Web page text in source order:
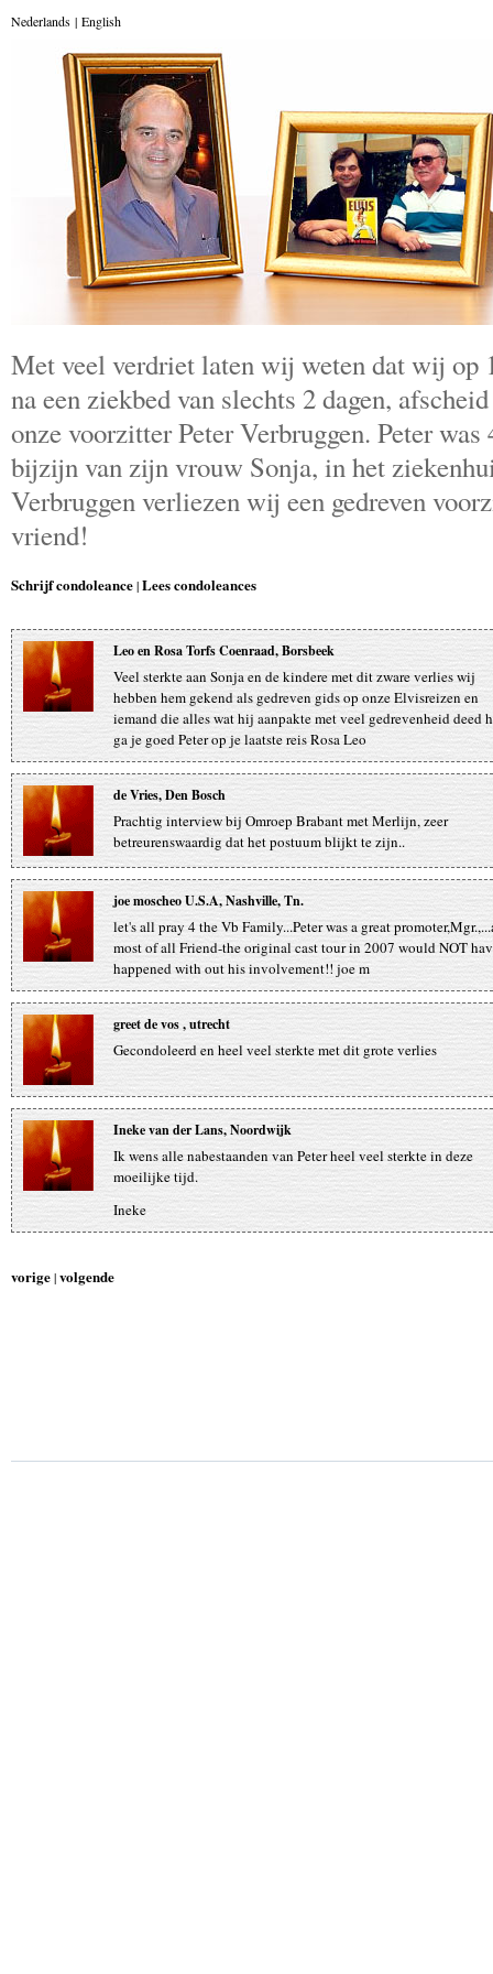
Nederlands | English
Met veel verdriet laten wij weten dat wij op
na een ziekbed van slechts 2 dagen,
onze voorzitter Peter Verbruggen. Peter
bijzijn van zijn vrouw Sonja, in het
Verbruggen verliezen wij een gedreven
vriend!
Schrijf condoleance|Lees condoleances
Leo en Rosa Torfs Coenraad, Borsbeek
Veel sterkte aan Sonja en de kindere met dit zware verlies wij
hebben hem gekend als gedreven gids op onze Elvisreizen en
iemand die alles wat hij aanpakte met veel gedrevenheid deed
ga je goed Peter op je laatste reis Rosa Leo
de Vries, Den Bosch
Prachtig interview bij Omroep Brabant met Merlijn, zeer
betreurenswaardig dat het postuum blijkt te zijn..
joe moscheo U.S.A, Nashville, Tn.
let's all pray 4 the Vb Family...Peter was a great
most of all Friend-the original cast tour in 2007 would NOT
happened with out his involvement!! joe m
greet de vos , utrecht
Gecondoleerd en heel veel sterkte met dit grote verlies
Ineke van der Lans, Noordwijk
Ik wens alle nabestaanden van Peter heel veel sterkte in deze
moeilijke tijd.
Ineke
vorige|volgende